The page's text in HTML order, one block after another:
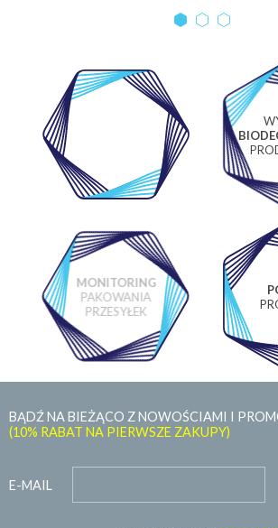
MONITORING
PAKOWANIA
PRZESYŁEK
BĄDŹ NA BIEŻĄCO Z NOWOŚCIAMI I
(10% RABAT NA PIERWSZE ZAKUPY)
E-MAIL